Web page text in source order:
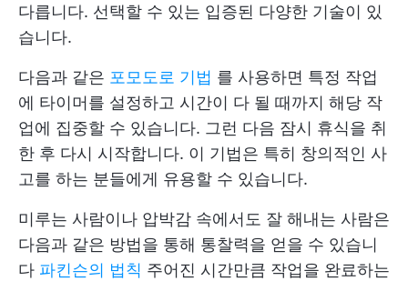
다릅니다. 선택할 수 있는 입증된 다양한 기술이 있
습니다.
다음과 같은 포모도로 기법 를 사용하면 특정 작업
에 타이머를 설정하고 시간이 다 될 때까지 해당 작
업에 집중할 수 있습니다. 그런 다음 잠시 휴식을 취
한 후 다시 시작합니다. 이 기법은 특히 창의적인 사
고를 하는 분들에게 유용할 수 있습니다.
미루는 사람이나 압박감 속에서도 잘 해내는 사람은
다음과 같은 방법을 통해 통찰력을 얻을 수 있습니
다 파킨슨의 법칙 주어진 시간만큼 작업을 완료하는